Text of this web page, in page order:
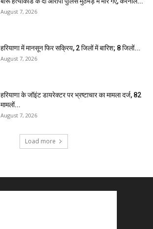
August 7, 2026
हरियाणा में मानसून फिर सक्रिय, 2 जिलों में बारिश; 8 जिलों...
August 7, 2026
हरियाणा के जॉइंट डायरेक्टर पर भ्रष्टाचार का मामला दर्ज, 82
मामलों...
August 7, 2026
Load more